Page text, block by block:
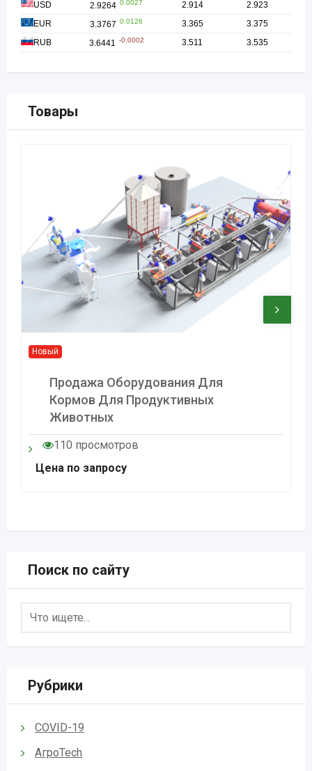
Товары
Новый
Продажа Оборудования Для
Кормов Для Продуктивных
Животных
110 просмотров
Цена по запросу
Поиск по сайту
Рубрики
COVID-19
АгроTech